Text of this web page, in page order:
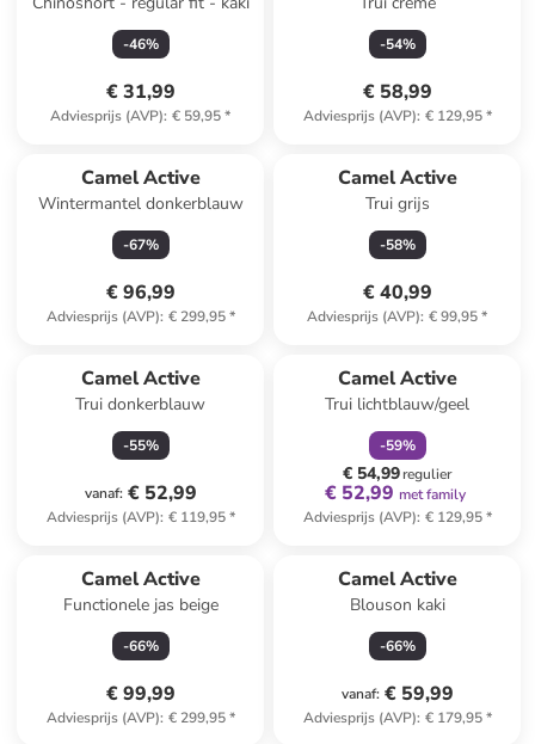
-46%
€ 31,99
Adviesprijs (AVP): € 59,95*
-54%
€ 58,99
Adviesprijs (AVP): € 129,95*
Camel Active
Wintermantel donkerblauw
-67%
€ 96,99
Adviesprijs (AVP): € 299,95*
Camel Active
Trui grijs
-58%
€ 40,99
Adviesprijs (AVP): € 99,95*
Camel Active
Trui donkerblauw
-55%
vanaf: € 52,99
Adviesprijs (AVP): € 119,95*
Camel Active
Trui lichtblauw/geel
-59%
€ 54,99regulier
€ 52,99 met family
Adviesprijs (AVP): € 129,95*
Camel Active
Functionele jas beige
-66%
€ 99,99
Adviesprijs (AVP): € 299,95*
Camel Active
Blouson kaki
-66%
vanaf: € 59,99
Adviesprijs (AVP): € 179,95*